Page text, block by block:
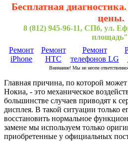
Бесплатная
цены.
8 (812) 945-96-11, СПб, ул.
Ремонт
iPhone
Ремонт
HTC
Ремонт
телефонов LG
Внимание! Мы не несем
Главная причина, по которой
Нокиа, - это механическое
большинстве случаев приводят к
дисплея. В такой ситуации только
восстановить нормальное
замене мы используем только
приобретенные у официальных